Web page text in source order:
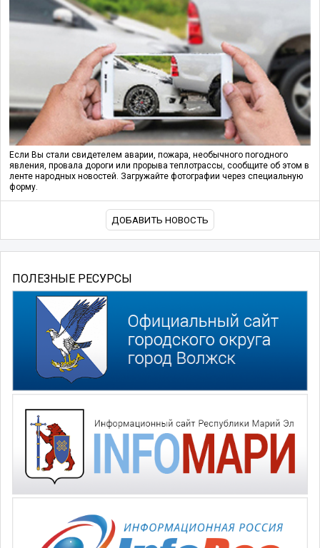
Если Вы стали свидетелем аварии, пожара, необычного погодного
явления, провала дороги или прорыва теплотрассы, сообщите об этом в
ленте народных новостей. Загружайте фотографии через специальную
форму.
ДОБАВИТЬ НОВОСТЬ
ПОЛЕЗНЫЕ РЕСУРСЫ